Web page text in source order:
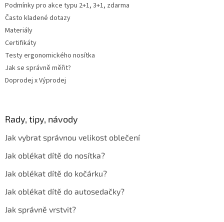
Podmínky pro akce typu 2+1, 3+1, zdarma
Často kladené dotazy
Materiály
Certifikáty
Testy ergonomického nosítka
Jak se správně měřit?
Doprodej x Výprodej
Rady, tipy, návody
Jak vybrat správnou velikost oblečení
Jak oblékat dítě do nosítka?
Jak oblékat dítě do kočárku?
Jak oblékat dítě do autosedačky?
Jak správně vrstvit?